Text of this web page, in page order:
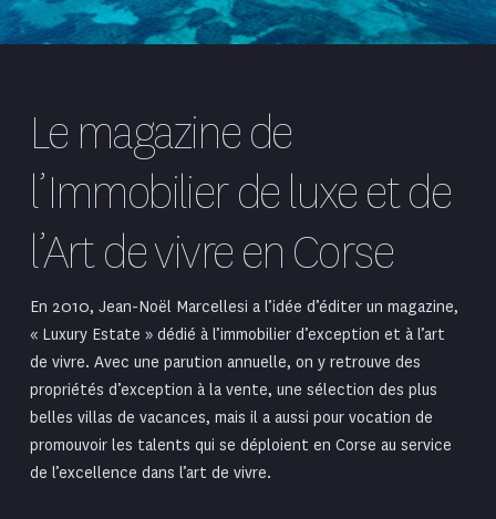
Le magazine de
l’Immobilier de luxe et de
l’Art de vivre en Corse
En 2010, Jean-Noël Marcellesi a l’idée d’éditer un magazine,
« Luxury Estate » dédié à l’immobilier d’exception et à l’art
de vivre. Avec une parution annuelle, on y retrouve des
propriétés d’exception à la vente, une sélection des plus
belles villas de vacances, mais il a aussi pour vocation de
promouvoir les talents qui se déploient en Corse au service
de l’excellence dans l’art de vivre.